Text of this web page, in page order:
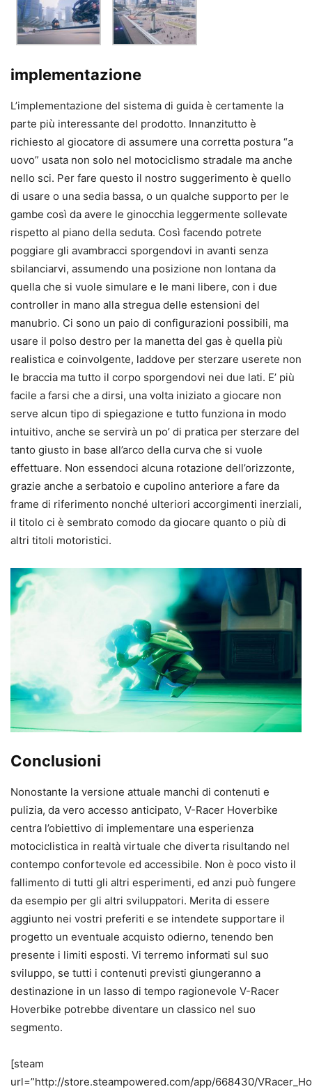
implementazione
L’implementazione del sistema di guida è certamente la
parte più interessante del prodotto. Innanzitutto è
richiesto al giocatore di assumere una corretta postura “a
uovo” usata non solo nel motociclismo stradale ma anche
nello sci. Per fare questo il nostro suggerimento è quello
di usare o una sedia bassa, o un qualche supporto per le
gambe così da avere le ginocchia leggermente sollevate
rispetto al piano della seduta. Così facendo potrete
poggiare gli avambracci sporgendovi in avanti senza
sbilanciarvi, assumendo una posizione non lontana da
quella che si vuole simulare e le mani libere, con i due
controller in mano alla stregua delle estensioni del
manubrio. Ci sono un paio di configurazioni possibili, ma
usare il polso destro per la manetta del gas è quella più
realistica e coinvolgente, laddove per sterzare userete non
le braccia ma tutto il corpo sporgendovi nei due lati. E’ più
facile a farsi che a dirsi, una volta iniziato a giocare non
serve alcun tipo di spiegazione e tutto funziona in modo
intuitivo, anche se servirà un po’ di pratica per sterzare del
tanto giusto in base all’arco della curva che si vuole
effettuare. Non essendoci alcuna rotazione dell’orizzonte,
grazie anche a serbatoio e cupolino anteriore a fare da
frame di riferimento nonché ulteriori accorgimenti inerziali,
il titolo ci è sembrato comodo da giocare quanto o più di
altri titoli motoristici.
Conclusioni
Nonostante la versione attuale manchi di contenuti e
pulizia, da vero accesso anticipato, V-Racer Hoverbike
centra l’obiettivo di implementare una esperienza
motociclistica in realtà virtuale che diverta risultando nel
contempo confortevole ed accessibile. Non è poco visto il
fallimento di tutti gli altri esperimenti, ed anzi può fungere
da esempio per gli altri sviluppatori. Merita di essere
aggiunto nei vostri preferiti e se intendete supportare il
progetto un eventuale acquisto odierno, tenendo ben
presente i limiti esposti. Vi terremo informati sul suo
sviluppo, se tutti i contenuti previsti giungeranno a
destinazione in un lasso di tempo ragionevole V-Racer
Hoverbike potrebbe diventare un classico nel suo
segmento.
[steam
url=”http://store.steampowered.com/app/668430/